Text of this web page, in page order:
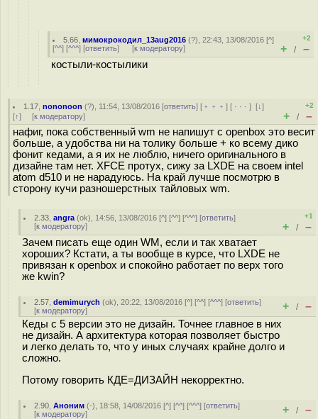
5.66 ,мимокрокодил_13aug2016 (?), 22:43, 13/08/2016 [^]
[^^] [^^^] [ответить] [к модератору]
+2
+ / –
костыли-костылики
1.17 ,nononoon (?), 11:54, 13/08/2016 [ответить] [ ﹢﹢﹢] [ · · ·][↓]
[↑] [к модератору]
+2
+ / –
нафиг, пока собственный wm не напишут с openbox это весит
больше, а удобства ни на толику больше + ко всему дико
фонит кедами, а я их не люблю, ничего оригинального в
дизайне там нет. XFCE протух, сижу за LXDE на своем intel
atom d510 и не нарадуюсь. На край лучше посмотрю в
сторону кучи разношерстных тайловых wm.
2.33 ,angra (ok), 14:56, 13/08/2016 [^] [^^] [^^^] [ответить]
[к модератору]
+1
+ / –
Зачем писать еще один WM, если и так хватает
хороших? Кстати, а ты вообще в курсе, что LXDE не
привязан к openbox и спокойно работает по верх того
же kwin?
2.57 ,demimurych (ok), 20:22, 13/08/2016 [^] [^^] [^^^] [ответить]
[к модератору] + / –
Кеды с 5 версии это не дизайн. Точнее главное в них
не дизайн. А архитектура которая позволяет быстро
и легко делать то, что у иных случаях крайне долго и
сложно.
Потому говорить КДЕ=ДИЗАЙН некорректно.
2.90 ,Аноним (-), 18:58, 14/08/2016 [^] [^^] [^^^] [ответить]
[к модератору] + / –